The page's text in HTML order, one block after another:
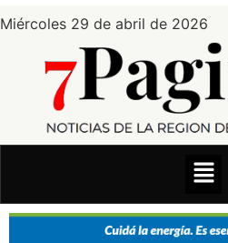
Miércoles 29 de abril de 2026